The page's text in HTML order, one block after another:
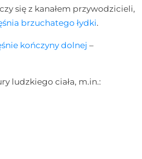
się z kanałem przywodzicieli,
brzuchatego łydki.
kończyny dolnej –
ludzkiego ciała, m.in.: